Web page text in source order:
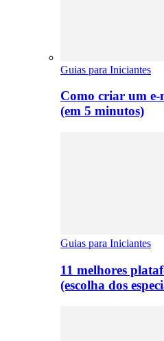
Guias para Iniciantes
Como criar um
(em 5 minutos)
Guias para Iniciantes
11 melhores
(escolha dos